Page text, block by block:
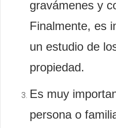
gravámenes y
Finalmente, es
un estudio de
propiedad.
Es muy
persona o